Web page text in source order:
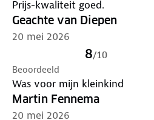
Prijs-kwaliteit goed.
Geachte van Diepen
20 mei 2026
8/10
Beoordeeld
Was voor mijn kleinkind
Martin Fennema
20 mei 2026